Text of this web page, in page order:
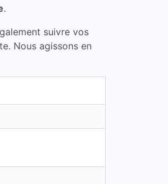
.
suivre vos
Nous agissons en